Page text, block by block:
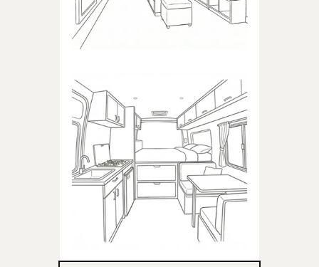
KAMPER
Produkty dedykowane do
kampera